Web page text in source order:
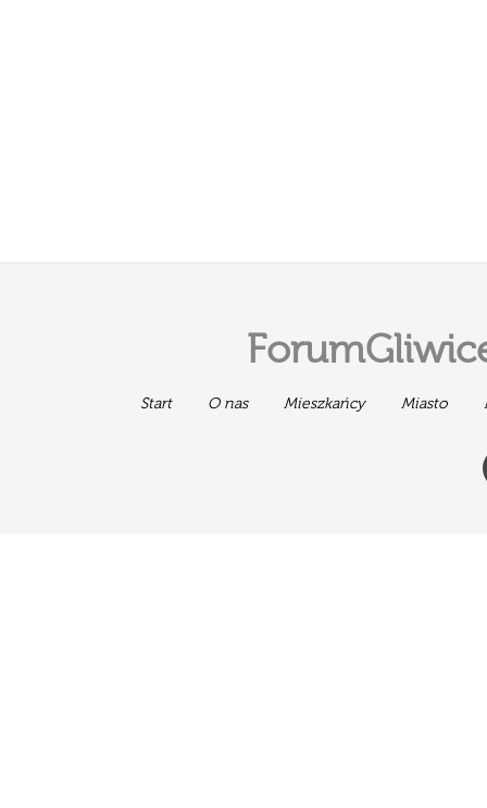
Start O nas Mieszkańcy Miasto